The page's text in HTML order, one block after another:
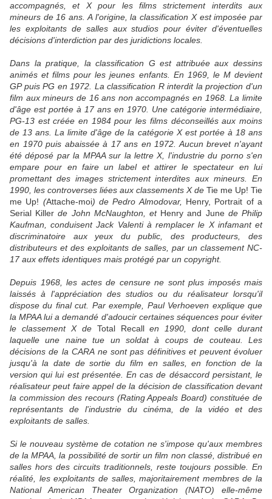
accompagnés, et X pour les films strictement interdits aux
mineurs de 16 ans. A l'origine, la classification X est imposée par
les exploitants de salles aux studios pour éviter d'éventuelles
décisions d'interdiction par des juridictions locales.
Dans la pratique, la classification G est attribuée aux dessins
animés et films pour les jeunes enfants. En 1969, le M devient
GP puis PG en 1972. La classification R interdit la projection d'un
film aux mineurs de 16 ans non accompagnés en 1968. La limite
d'âge est portée à 17 ans en 1970. Une catégorie intermédiaire,
PG-13 est créée en 1984 pour les films déconseillés aux moins
de 13 ans. La limite d'âge de la catégorie X est portée à 18 ans
en 1970 puis abaissée à 17 ans en 1972. Aucun brevet n'ayant
été déposé par la MPAA sur la lettre X, l'industrie du porno s'en
empare pour en faire un label et attirer le spectateur en lui
promettant des images strictement interdites aux mineurs. En
1990, les controverses liées aux classements X de Tie me Up! Tie
me Up! (Attache-moi) de Pedro Almodovar, Henry, Portrait of a
Serial Killerde John McNaughton, etHenry and June de Philip
Kaufman, conduisent Jack Valenti à remplacer le X infamant et
discriminatoire aux yeux du public, des producteurs, des
distributeurs et des exploitants de salles, par un classement NC-
17 aux effets identiques mais protégé par un copyright.
Depuis 1968, les actes de censure ne sont plus imposés mais
laissés à l'appréciation des studios ou du réalisateur lorsqu'il
dispose du final cut. Par exemple, Paul Verhoeven explique que
la MPAA lui a demandé d'adoucir certaines séquences pour éviter
le classement X de Total Recallen 1990, dont celle durant
laquelle une naine tue un soldat à coups de couteau. Les
décisions de la CARA ne sont pas définitives et peuvent évoluer
jusqu'à la date de sortie du film en salles, en fonction de la
version qui lui est présentée. En cas de désaccord persistant, le
réalisateur peut faire appel de la décision de classification devant
la commission des recours (Rating Appeals Board) constituée de
représentants de l'industrie du cinéma, de la vidéo et des
exploitants de salles.
Si le nouveau système de cotation ne s'impose qu'aux membres
de la MPAA, la possibilité de sortir un film non classé, distribué en
salles hors des circuits traditionnels, reste toujours possible. En
réalité, les exploitants de salles, majoritairement membres de la
National American Theater Organization (NATO) elle-même